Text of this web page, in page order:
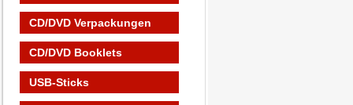
CD/DVD Verpackungen
CD/DVD Booklets
USB-Sticks